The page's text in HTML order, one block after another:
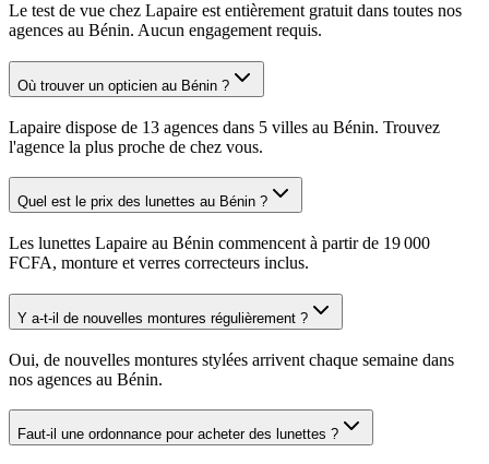
Le test de vue chez Lapaire est entièrement gratuit dans toutes nos
agences au Bénin. Aucun engagement requis.
Où trouver un opticien au Bénin ?
Lapaire dispose de 13 agences dans 5 villes au Bénin. Trouvez
l'agence la plus proche de chez vous.
Quel est le prix des lunettes au Bénin ?
Les lunettes Lapaire au Bénin commencent à partir de 19 000
FCFA, monture et verres correcteurs inclus.
Y a-t-il de nouvelles montures régulièrement ?
Oui, de nouvelles montures stylées arrivent chaque semaine dans
nos agences au Bénin.
Faut-il une ordonnance pour acheter des lunettes ?